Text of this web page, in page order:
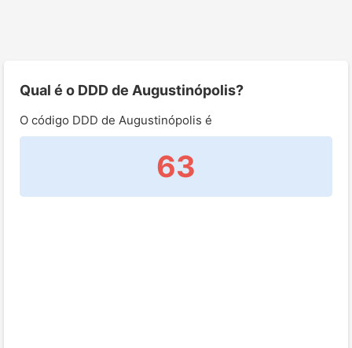
Qual é o DDD de Augustinópolis?
O código DDD de Augustinópolis é
63